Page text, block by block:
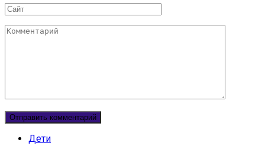
Сайт
Комментарий
Дети